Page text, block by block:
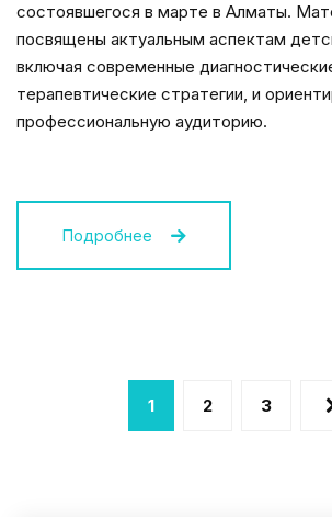
состоявшегося в марте в Алматы.
посвящены актуальным аспектам
включая современные
терапевтические стратегии, и
профессиональную аудиторию.
Подробнее
1 2 3